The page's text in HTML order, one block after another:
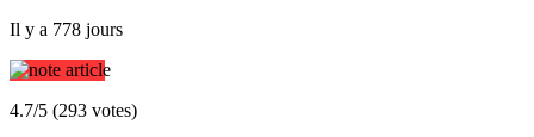
Il y a 778 jours
4.7/5 (293 votes)